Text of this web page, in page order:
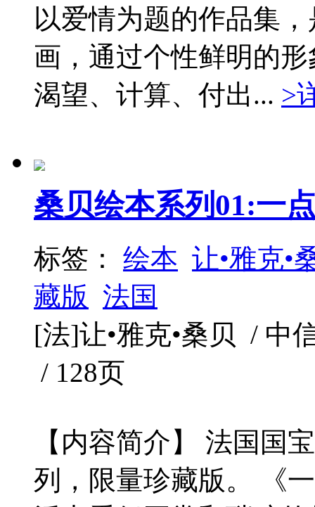
以爱情为题的作品集
画，通过个性鲜明的
渴望、计算、付出... >
桑贝绘本系列01:一
标签： 绘本 让•雅克•
藏版 法国
[法]让•雅克•桑贝 / 中
/ 128页
【内容简介】 法国国
列，限量珍藏版。 《